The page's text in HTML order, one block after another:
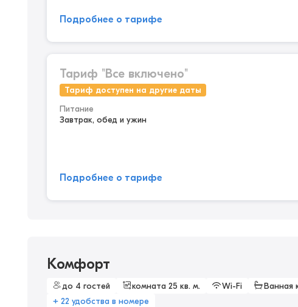
Подробнее о тарифе
Тариф "Все включено"
Тариф доступен на другие даты
Питание
Завтрак, обед и ужин
Подробнее о тарифе
Комфорт
до 4 гостей комната 25 кв. м. Wi-Fi
Ванная
+ 22 удобства в номере